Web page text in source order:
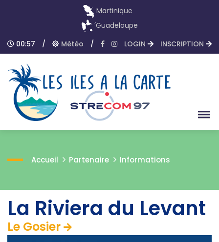
Martinique
Guadeloupe
00:57
/ Météo / LOGIN INSCRIPTION
Accueil Partenaire Informations
La Riviera du Levant
Le Gosier